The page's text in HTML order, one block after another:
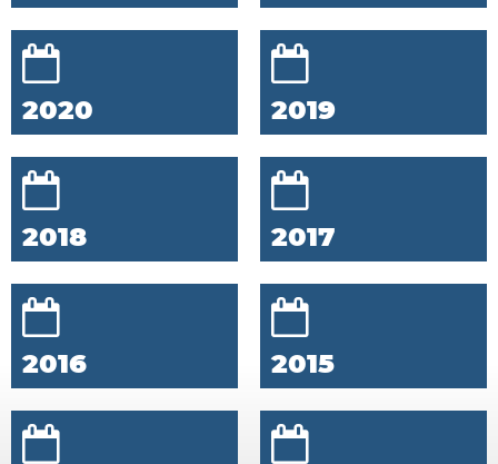
2020 2019
2018 2017
2016 2015